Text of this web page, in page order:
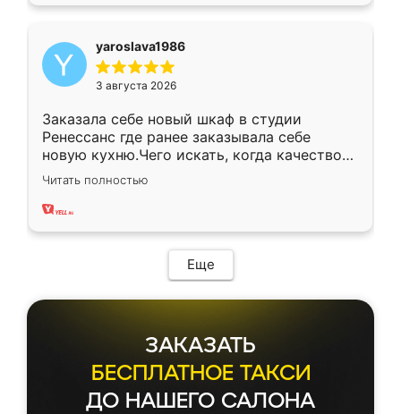
yaroslava1986
3 августа 2026
Заказала себе новый шкаф в студии
Ренессанс где ранее заказывала себе
новую кухню.Чего искать, когда качеством
вполне довольна. Служит кухня уже почти
два года, нареканий нет.
Читать полностью
Еще
ЗАКАЗАТЬ
БЕСПЛАТНОЕ ТАКСИ
ДО НАШЕГО САЛОНА